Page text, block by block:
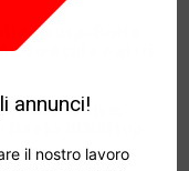
pausa: Bolle
Acida e altri
dal vivo:
annunci!
il nostro lavoro